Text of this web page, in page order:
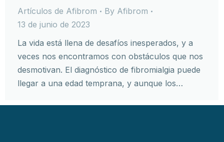
Artículos de Afibrom By Afibrom
13 de junio de 2023
La vida está llena de desafíos inesperados, y a
veces nos encontramos con obstáculos que nos
desmotivan. El diagnóstico de fibromialgia puede
llegar a una edad temprana, y aunque los…